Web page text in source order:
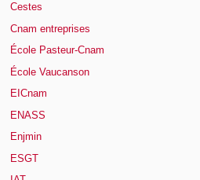
Cestes
Cnam entreprises
École Pasteur-Cnam
École Vaucanson
EICnam
ENASS
Enjmin
ESGT